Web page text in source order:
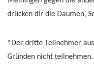
drücken dir die Daumen,
*Der dritte Teilnehmer
Gründen nicht teilnehmen.